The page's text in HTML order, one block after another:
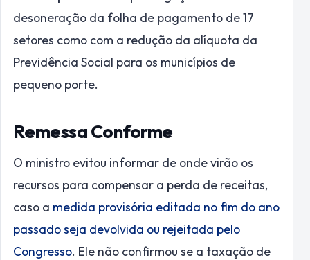
desoneração da folha de pagamento de 17
setores como com a redução da alíquota da
Previdência Social para os municípios de
pequeno porte.
Remessa Conforme
O ministro evitou informar de onde virão os
recursos para compensar a perda de receitas,
caso a medida provisória editada no fim do ano
passado seja devolvida ou rejeitada pelo
Congresso. Ele não confirmou se a taxação de